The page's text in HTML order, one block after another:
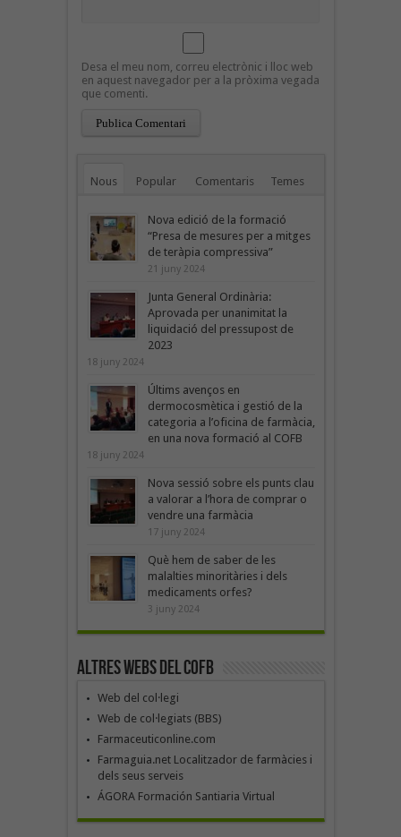
Desa el meu nom, correu electrònic i lloc web
en aquest navegador per a la pròxima vegada
que comenti.
Nous Popular Comentaris Temes
Nova edició de la formació
“Presa de mesures per a mitges
de teràpia compressiva”
21 juny 2024
Junta General Ordinària:
Aprovada per unanimitat la
liquidació del pressupost de
2023
18 juny 2024
Últims avenços en
dermocosmètica i gestió de la
categoria a l’oficina de farmàcia,
en una nova formació al COFB
18 juny 2024
Nova sessió sobre els punts clau
a valorar a l’hora de comprar o
vendre una farmàcia
17 juny 2024
Què hem de saber de les
malalties minoritàries i dels
medicaments orfes?
3 juny 2024
Altres webs del COFB
Web del col·legi
Web de col·legiats (BBS)
Farmaceuticonline.com
Farmaguia.net Localitzador de farmàcies i
dels seus serveis
ÁGORA Formación Santiaria Virtual